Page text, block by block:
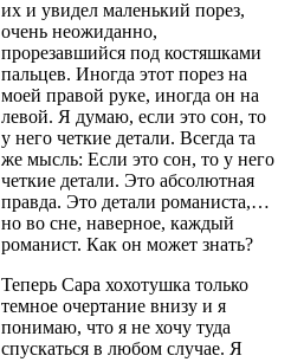
их и увидел маленький порез,
очень неожиданно,
прорезавшийся под костяшками
пальцев. Иногда этот порез на
моей правой руке, иногда он на
левой. Я думаю, если это сон, то
у него четкие детали. Всегда та
же мысль: Если это сон, то у него
четкие детали. Это абсолютная
правда. Это детали романиста,…
но во сне, наверное, каждый
романист. Как он может знать?
Теперь Сара хохотушка только
темное очертание внизу и я
понимаю, что я не хочу туда
спускаться в любом случае. Я